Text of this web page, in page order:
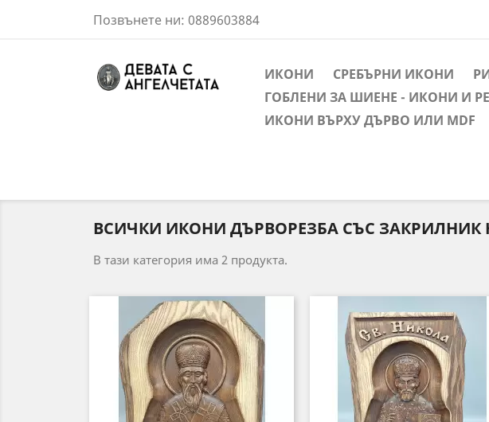
Позвънете ни: 0889603884
ИКОНИ СРЕБЪРНИ ИКОНИ
ГОБЛЕНИ ЗА ШИЕНЕ - ИКОНИ И
ИКОНИ ВЪРХУ ДЪРВО ИЛИ MDF
ВСИЧКИ ИКОНИ ДЪРВОРЕЗБА СЪС ЗАКРИЛНИК
В тази категория има 2 продукта.